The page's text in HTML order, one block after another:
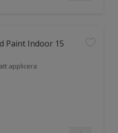
Paint Indoor 15
applicera